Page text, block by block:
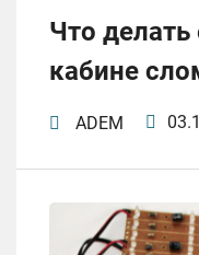
Что
кабине
ADEM